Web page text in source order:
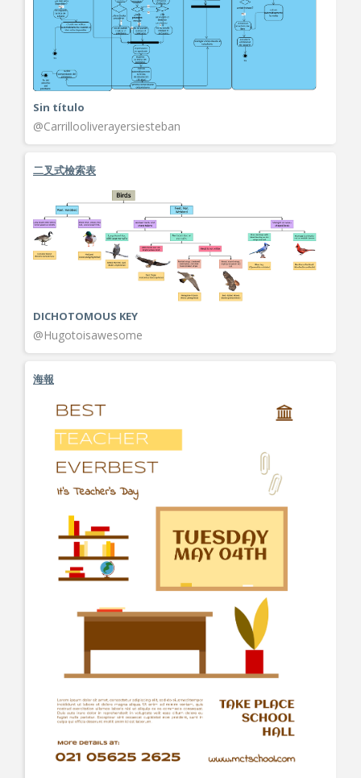
Sin título
@Carrillooliverayersiesteban
二叉式檢索表
DICHOTOMOUS KEY
@Hugotoisawesome
海報